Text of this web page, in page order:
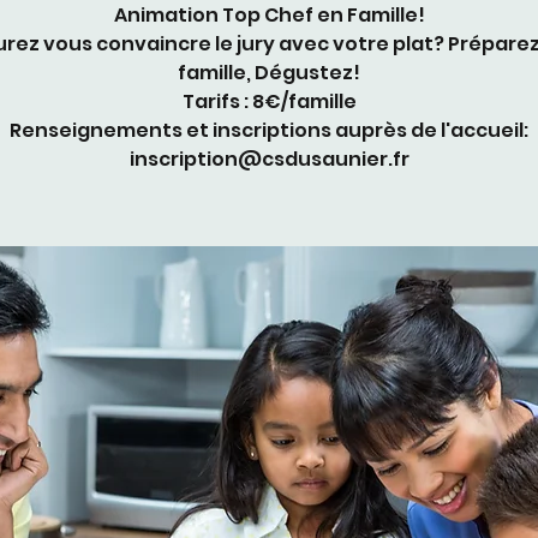
Animation Top Chef en Famille!
vous convaincre le jury avec votre plat?
famille, Dégustez!
Tarifs : 8€/famille
Renseignements et inscriptions auprès de l'accueil:
inscription@csdusaunier.fr